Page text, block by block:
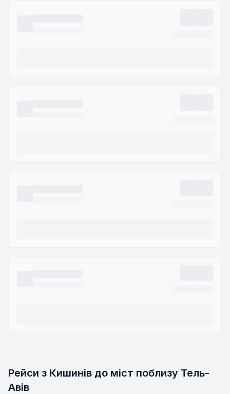
Рейси з Кишинів до міст поблизу Тель-
Авів